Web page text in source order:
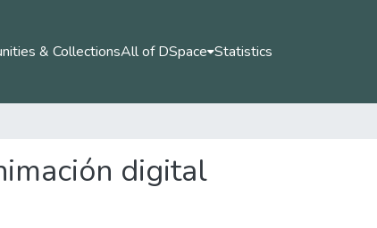
& CollectionsAll of DSpace Statistics
digital